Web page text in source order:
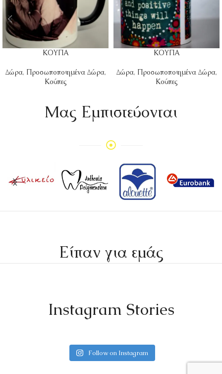
ΚΟΥΠΑ
Δώρα, Προσωποποιημένα Δώρα,
Κούπες
ΚΟΥΠΑ
Δώρα, Προσωποποιημένα Δώρα,
Κούπες
Mας Εμπιστεύονται
Είπαν για εμάς
Instagram Stories
Follow on Instagram